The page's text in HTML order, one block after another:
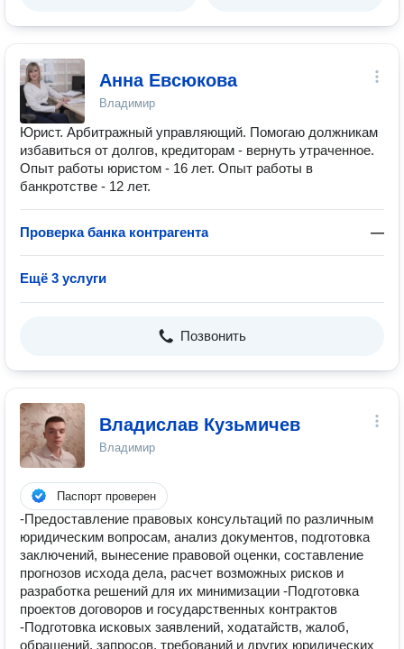
Анна Евсюкова
Владимир
Юрист. Арбитражный управляющий. Помогаю должникам
избавиться от долгов, кредиторам - вернуть утраченное.
Опыт работы юристом - 16 лет. Опыт работы в
банкротстве - 12 лет.
Проверка банка контрагента —
Ещё 3 услуги
Позвонить
Владислав Кузьмичев
Владимир
Паспорт проверен
-Предоставление правовых консультаций по различным
юридическим вопросам, анализ документов, подготовка
заключений, вынесение правовой оценки, составление
прогнозов исхода дела, расчет возможных рисков и
разработка решений для их минимизации -Подготовка
проектов договоров и государственных контрактов
-Подготовка исковых заявлений, ходатайств, жалоб,
обращений, запросов, требований и других юридических